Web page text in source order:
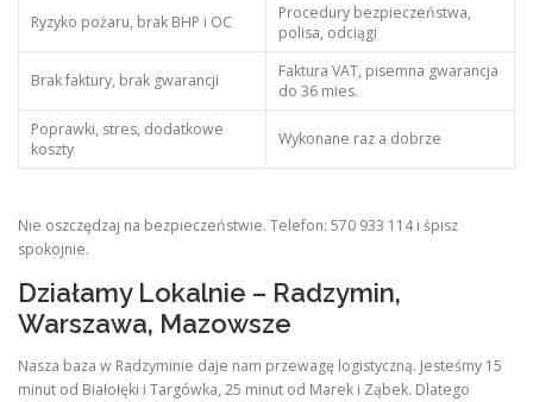
Ryzyko pożaru, brak BHP i OC
Procedury bezpieczeństwa,
polisa, odciągi
Brak faktury, brak gwarancji
Faktura VAT, pisemna gwarancja
do 36 mies.
Poprawki, stres, dodatkowe
koszty
Wykonane raz a dobrze
Nie oszczędzaj na bezpieczeństwie. Telefon: 570 933 114 i śpisz
spokojnie.
Działamy Lokalnie – Radzymin,
Warszawa, Mazowsze
Nasza baza w Radzyminie daje nam przewagę logistyczną. Jesteśmy 15
minut od Białołęki i Targówka, 25 minut od Marek i Ząbek. Dlatego